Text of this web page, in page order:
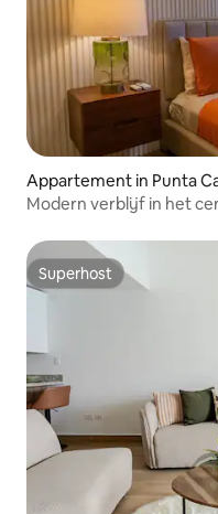
Appartement in Punta
Modern verblijf in het
Superhost
Superhost